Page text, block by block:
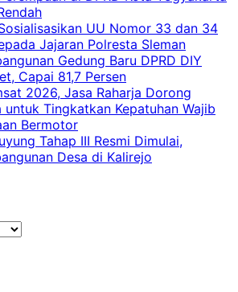
UU Nomor 33 dan 34
Jajaran Polresta Sleman
Gedung Baru DPRD DIY
Capai 81,7 Persen
2026, Jasa Raharja Dorong
untuk Tingkatkan Kepatuhan Wajib
Bermotor
Tahap III Resmi Dimulai,
Desa di Kalirejo